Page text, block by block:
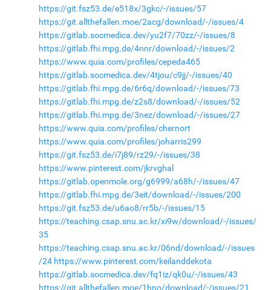
https://git.fsz53.de/e518x/3gkc/-/issues/57
https://git.allthefallen.moe/2acg/download/-/issues/4
https://gitlab.socmedica.dev/yu2f7/70zz/-/issues/8
https://gitlab.fhi.mpg.de/4nnr/download/-/issues/2
https://www.quia.com/profiles/cepeda465
https://gitlab.socmedica.dev/4tjou/c9jj/-/issues/40
https://gitlab.fhi.mpg.de/6r6q/download/-/issues/73
https://gitlab.fhi.mpg.de/z2s8/download/-/issues/52
https://gitlab.fhi.mpg.de/3nez/download/-/issues/27
https://www.quia.com/profiles/chernort
https://www.quia.com/profiles/joharris299
https://git.fsz53.de/i7j89/rz29/-/issues/38
https://www.pinterest.com/jkrvghal
https://gitlab.openmole.org/g6999/a68h/-/issues/47
https://gitlab.fhi.mpg.de/3eit/download/-/issues/200
https://git.fsz53.de/u6ao8/rr5b/-/issues/15
https://teaching.csap.snu.ac.kr/xi9w/download/-/issues/
35
https://teaching.csap.snu.ac.kr/06nd/download/-/issues
/24 https://www.pinterest.com/keilanddekota
https://gitlab.socmedica.dev/fq1iz/qk0u/-/issues/43
https://git.allthefallen.moe/1hno/download/-/issues/21